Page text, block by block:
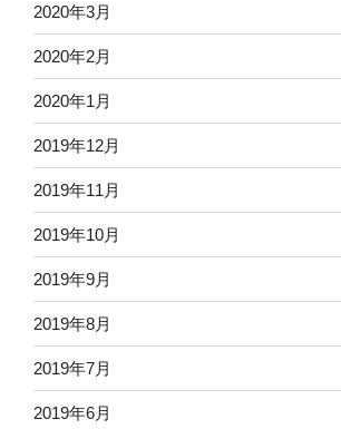
2020年3月
2020年2月
2020年1月
2019年12月
2019年11月
2019年10月
2019年9月
2019年8月
2019年7月
2019年6月